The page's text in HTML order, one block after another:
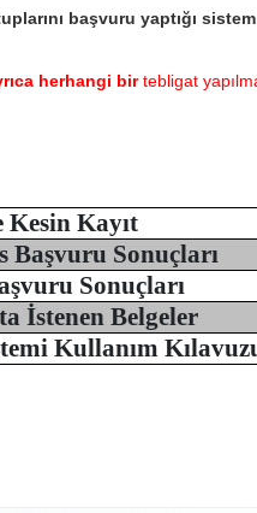
başvuru yaptığı
herhangi birtebligat
Kesin Kayıt
Başvuru Sonuçları
Sonuçları
İstenen Belgeler
Kullanım